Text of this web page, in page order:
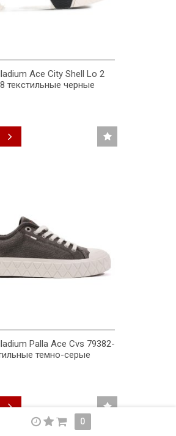
Ace City Shell Lo 2
текстильные черные
Palla Ace Cvs 79382-
темно-серые
0